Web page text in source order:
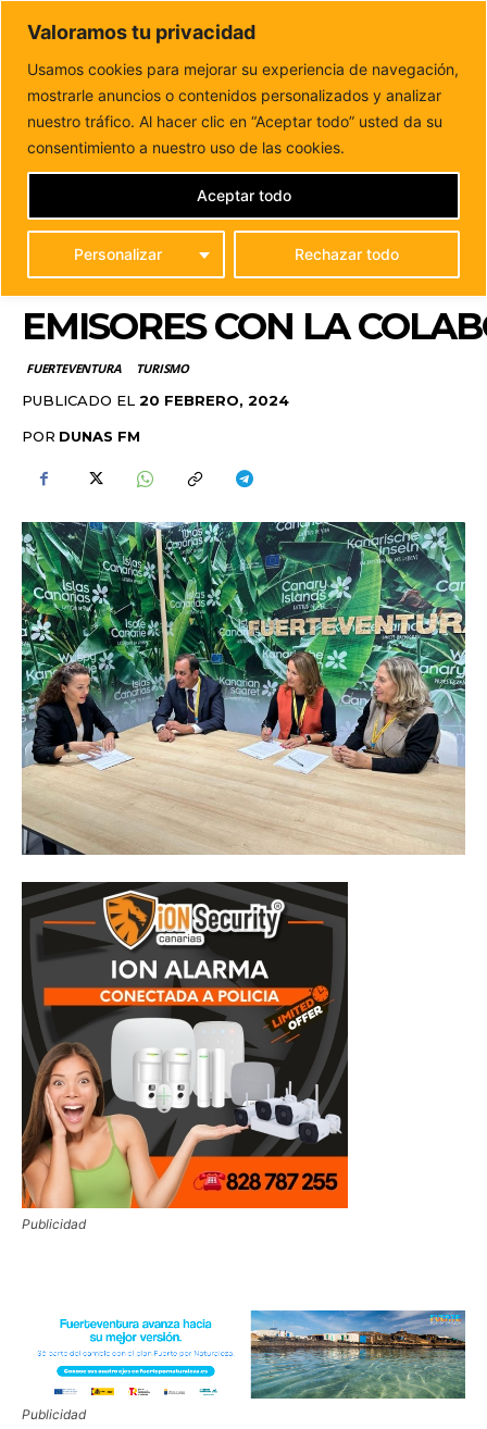
Valoramos tu privacidad
Usamos cookies para mejorar su experiencia de navegación,
mostrarle anuncios o contenidos personalizados y analizar
nuestro tráfico. Al hacer clic en “Aceptar todo” usted da su
consentimiento a nuestro uso de las cookies.
Personalizar Rechazar todo
Aceptar todo
DUNAS FM
Tu informacion de forma cercana
Inicio FUERTEVENTURA
El
Patronato de Turismo desarrolla hasta marzo
una ambiciosa campaña de promoción en todos los
mercados
EL PATRONATO DE
UNA AMBICIOSA
MERCADOS
EMISORES CON LA
FUERTEVENTURA TURISMO
PUBLICADO EL 20 FEBRERO, 2024
POR DUNAS FM
Publicidad
Publicidad